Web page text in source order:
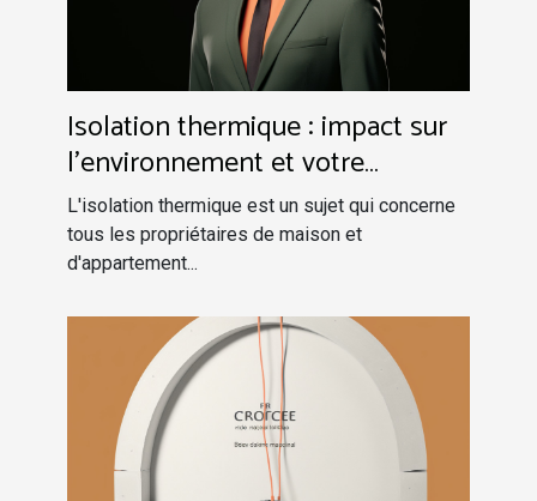
Isolation thermique : impact sur
l'environnement et votre
portefeuille
L'isolation thermique est un sujet qui concerne
tous les propriétaires de maison et
d'appartement...